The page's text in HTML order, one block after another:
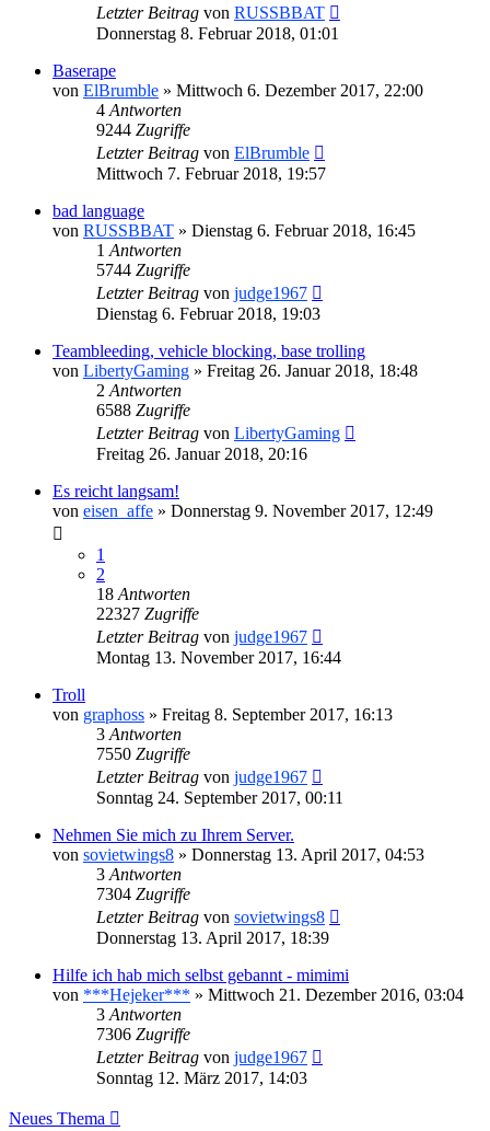
Letzter Beitrag von RUSSBBAT
Donnerstag 8. Februar 2018, 01:01
Baserape
von ElBrumble » Mittwoch 6. Dezember 2017, 22:00
4 Antworten
9244 Zugriffe
Letzter Beitrag von ElBrumble
Mittwoch 7. Februar 2018, 19:57
bad language
von RUSSBBAT » Dienstag 6. Februar 2018, 16:45
1 Antworten
5744 Zugriffe
Letzter Beitrag von judge1967
Dienstag 6. Februar 2018, 19:03
Teambleeding, vehicle blocking, base trolling
von LibertyGaming » Freitag 26. Januar 2018, 18:48
2 Antworten
6588 Zugriffe
Letzter Beitrag von LibertyGaming
Freitag 26. Januar 2018, 20:16
Es reicht langsam!
von eisen_affe » Donnerstag 9. November 2017, 12:49
1
2
18 Antworten
22327 Zugriffe
Letzter Beitrag von judge1967
Montag 13. November 2017, 16:44
Troll
von graphoss » Freitag 8. September 2017, 16:13
3 Antworten
7550 Zugriffe
Letzter Beitrag von judge1967
Sonntag 24. September 2017, 00:11
Nehmen Sie mich zu Ihrem Server.
von sovietwings8 » Donnerstag 13. April 2017, 04:53
3 Antworten
7304 Zugriffe
Letzter Beitrag von sovietwings8
Donnerstag 13. April 2017, 18:39
Hilfe ich hab mich selbst gebannt - mimimi
von ***Hejeker*** » Mittwoch 21. Dezember 2016, 03:04
3 Antworten
7306 Zugriffe
Letzter Beitrag von judge1967
Sonntag 12. März 2017, 14:03
Neues Thema